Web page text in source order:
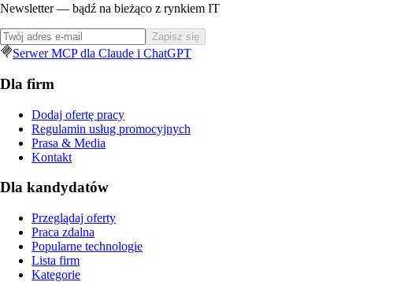
Newsletter — bądź na bieżąco z rynkiem IT
Zapisz się
Serwer MCP dla Claude i ChatGPT
Dla firm
Dodaj ofertę pracy
Regulamin usług promocyjnych
Prasa & Media
Kontakt
Dla kandydatów
Przeglądaj oferty
Praca zdalna
Popularne technologie
Lista firm
Kategorie